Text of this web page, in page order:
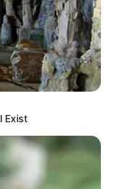
gak ada salahnya
muat banyak
Exist